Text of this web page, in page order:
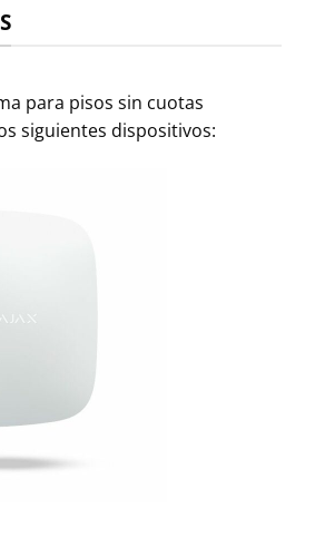
para pisos sin cuotas
siguientes dispositivos: